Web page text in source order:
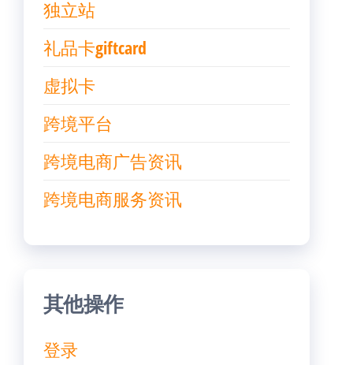
独立站
礼品卡giftcard
虚拟卡
跨境平台
跨境电商广告资讯
跨境电商服务资讯
其他操作
登录